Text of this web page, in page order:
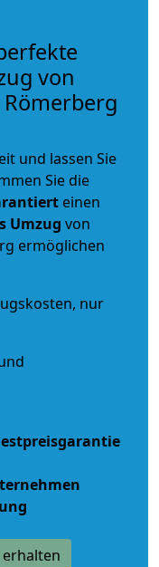
von
und lassen Sie
Sie die
einen
Umzug von
ermöglichen
nur